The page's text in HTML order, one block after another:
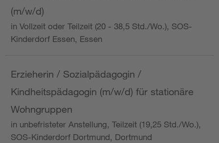
(m/w/d)
in Vollzeit oder Teilzeit (20 - 38,5 Std./Wo.), SOS-
Kinderdorf Essen, Essen
Erzieherin / Sozialpädagogin /
Kindheitspädagogin (m/w/d) für stationäre
Wohngruppen
in unbefristeter Anstellung, Teilzeit (19,25 Std./Wo.),
SOS-Kinderdorf Dortmund, Dortmund